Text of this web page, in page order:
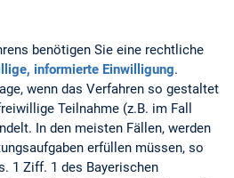
benötigen Sie eine rechtliche
informierte Einwilligung.
wenn das Verfahren so gestaltet
Teilnahme (z.B. im Fall
In den meisten Fällen, werden
erfüllen müssen, so
1 Ziff. 1 des Bayerischen